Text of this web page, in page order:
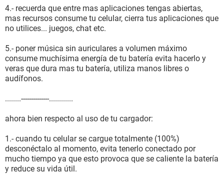
4.- recuerda que entre mas aplicaciones tengas abiertas,
mas recursos consume tu celular, cierra tus aplicaciones que
no utilices... juegos, chat etc.
5.- poner música sin auriculares a volumen máximo
consume muchísima energía de tu batería evita hacerlo y
veras que dura mas tu batería, utiliza manos libres o
audífonos.
........--------------............
ahora bien respecto al uso de tu cargador:
1.- cuando tu celular se cargue totalmente (100%)
desconéctalo al momento, evita tenerlo conectado por
mucho tiempo ya que esto provoca que se caliente la batería
y reduce su vida útil.